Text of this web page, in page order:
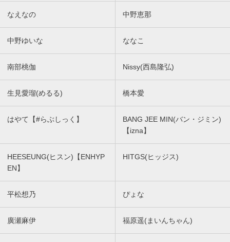
なえなの 中野恵那
中野ゆいな ななこ
南部桃伽 Nissy(西島隆弘)
生見愛瑠(めるる) 橋本愛
はやて【#らぶしっく】
BANG JEE MIN(バン・ジミン)
【izna】
HEESEUNG(ヒスン)【ENHYP
EN】
HITGS(ヒッジス)
平松想乃 ぴょな
廣瀬麻伊 福原遥(まいんちゃん)